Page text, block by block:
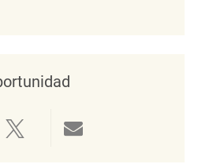
de LinkedIn
a través de
Compartir a través